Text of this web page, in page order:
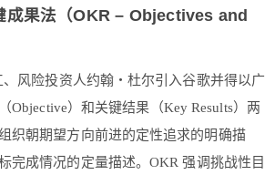
成果法（OKR – Objectives and
风险投资人约翰・杜尔引入谷歌并得以广
Objective）和关键结果（Key Results）两
织朝期望方向前进的定性追求的明确描
完成情况的定量描述。OKR 强调挑战性目